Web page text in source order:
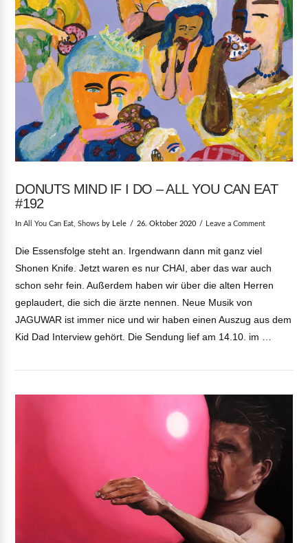
VIEW POST
VIEW POST
DONUTS MIND IF I DO – ALL YOU CAN EAT
#192
InAll You Can Eat,Shows by Lele 26. Oktober 2020 Leave a Comment
Die Essensfolge steht an. Irgendwann dann mit ganz viel
Shonen Knife. Jetzt waren es nur CHAI, aber das war auch
schon sehr fein. Außerdem haben wir über die alten Herren
geplaudert, die sich die ärzte nennen. Neue Musik von
JAGUWAR ist immer nice und wir haben einen Auszug aus dem
Kid Dad Interview gehört. Die Sendung lief am 14.10. im …